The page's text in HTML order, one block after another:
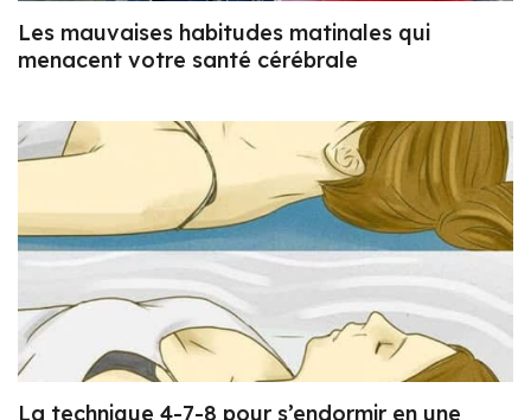
Les mauvaises habitudes matinales qui
menacent votre santé cérébrale
La technique 4-7-8 pour s’endormir en une